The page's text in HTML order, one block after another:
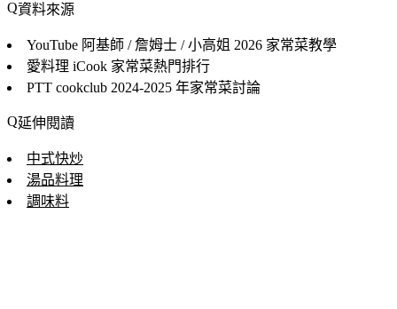
資料來源
YouTube 阿基師 / 詹姆士 / 小高姐 2026 家常菜教學
愛料理 iCook 家常菜熱門排行
PTT cookclub 2024-2025 年家常菜討論
延伸閱讀
中式快炒
湯品料理
調味料